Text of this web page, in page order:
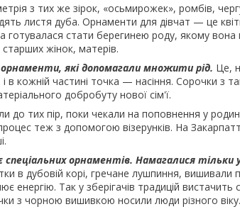
з тих же зірок, «осьмирожек», ромбів,
листя дуба. Орнаменти для дівчат — це
готувалася стати берегинею роду, якому вона
жінок, матерів.
орнаменти, які допомагали множити рід. Це,
в кожній частині точка — насіння. Сорочки з
добробуту нової сім'ї.
до тих пір, поки чекали на поповнення у
теж з допомогою візерунків. На
орнаментів. Намагалися тільки
в дубовій корі, гречане лушпиння,
енергію. Так у зберігачів традицій
з чорною вишивкою носили люди різного віку.